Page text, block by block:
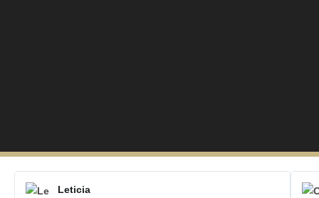
Leticia